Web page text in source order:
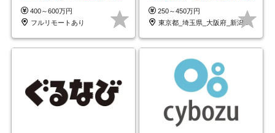
業立ち上げメンバー
400～600万円
フルリモートあり
なし
250～450万円
東京都_埼玉県_大阪府_新潟県_福岡県